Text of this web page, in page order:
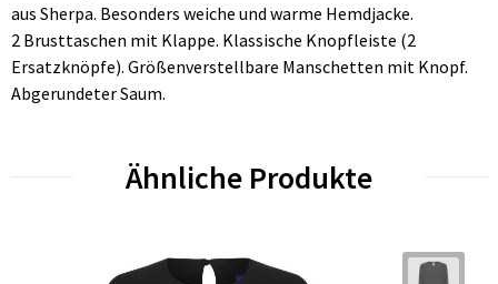
aus Sherpa. Besonders weiche und warme Hemdjacke.
2 Brusttaschen mit Klappe. Klassische Knopfleiste (2
Ersatzknöpfe). Größenverstellbare Manschetten mit Knopf.
Abgerundeter Saum.
Ähnliche Produkte